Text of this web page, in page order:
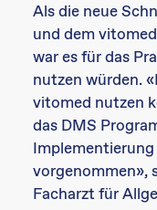
Als die neue
und dem
war es für das
nutzen würden.
vitomed nutzen
das DMS
vorgenommen»,
Facharzt für